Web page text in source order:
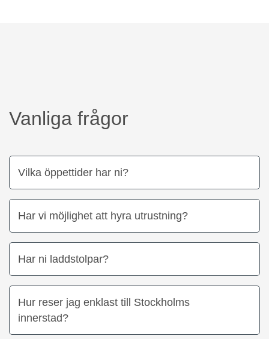
Vanliga frågor
Vilka öppettider har ni?
Har vi möjlighet att hyra utrustning?
Har ni laddstolpar?
Hur reser jag enklast till Stockholms
innerstad?